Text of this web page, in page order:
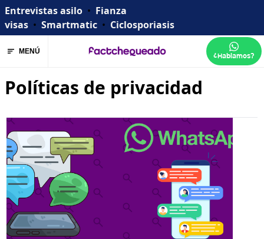
Entrevistas asilo • Fianza
visas • Smartmatic • Ciclosporiasis
MENÚ ¿Hablamos?
Políticas de privacidad